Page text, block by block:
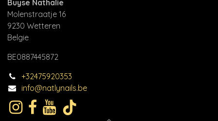
Buyse Nathalie
Molenstraatje 16
9230 Wetteren
Belgie
BE0887445872
+32475920353
info@natlynails.be